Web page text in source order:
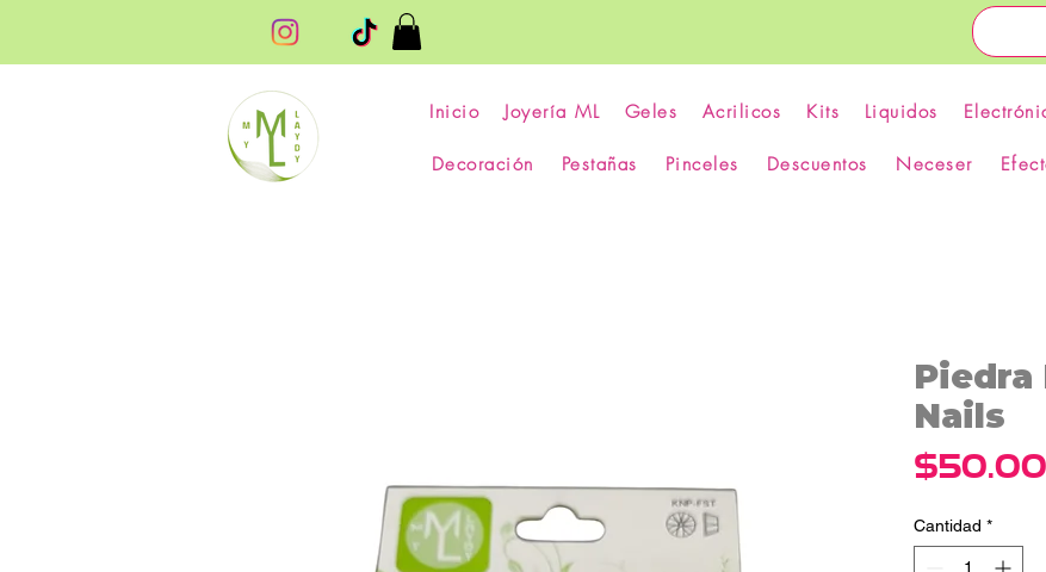
Inicio Joyería ML Geles Acrilicos Kits Liquidos
Decoración Pestañas Pinceles Descuentos Neceser
Piedra
Nails
$50.00
Cantidad *